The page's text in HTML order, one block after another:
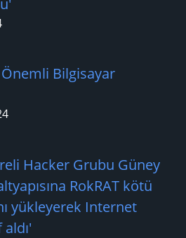
Bilgisayar
Hacker Grubu Güney
RokRAT kötü
yükleyerek Internet